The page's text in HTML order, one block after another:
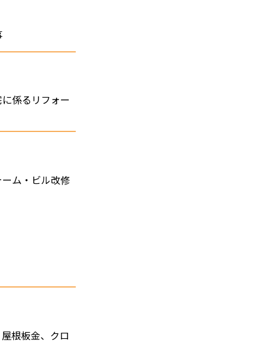
係るリフォー
ム・ビル改修
根板金、クロ